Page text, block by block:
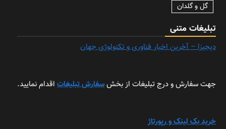
گل و گلدان
تبلیغات متنی
دیجیزا – آخرین اخبار فناوری و تکنولوژی جهان
جهت سفارش و درج تبلیغات از بخشسفارش تبلیغات اقدام نمایید.
خرید بک لینک و رپورتاژ